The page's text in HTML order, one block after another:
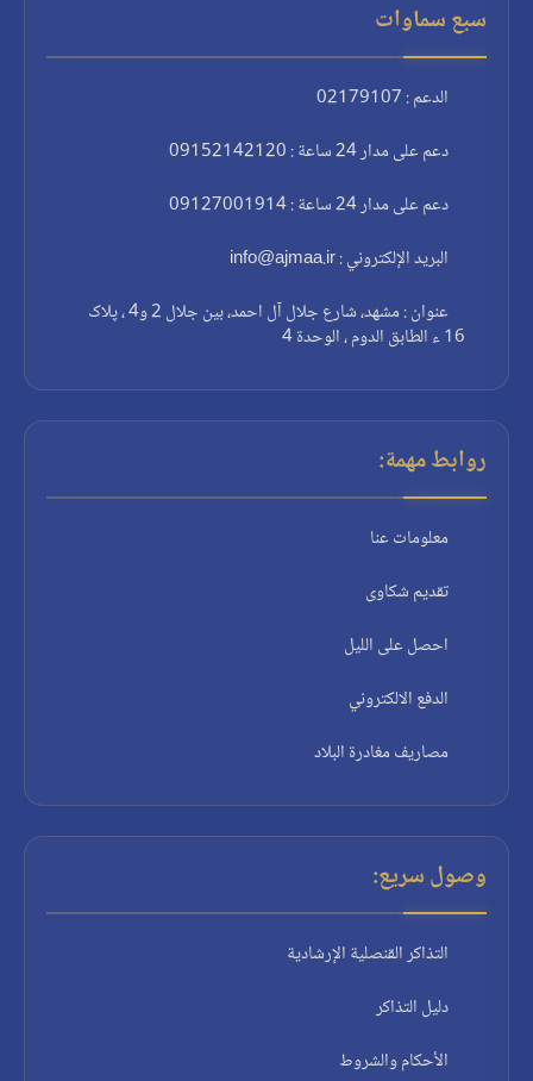
سبع سماوات
الدعم : 02179107
دعم على مدار 24 ساعة : 09152142120
دعم على مدار 24 ساعة : 09127001914
البريد الإلكتروني : info@ajmaa.ir
عنوان : مشهد، شارع جلال آل احمد، بين جلال 2 و4 ، پلاک
16 ء الطابق الدوم ، الوحدة 4
روابط مهمة:
معلومات عنا
تقديم شكاوى
احصل على الليل
الدفع الالكتروني
مصاريف مغادرة البلاد
وصول سريع:
التذاكر القنصلية الإرشادية
دليل التذاكر
الأحكام والشروط